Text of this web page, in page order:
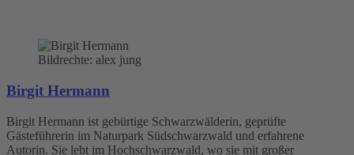
Bildrechte: alex jung
Birgit Hermann
Birgit Hermann ist gebürtige Schwarzwälderin, geprüfte
Gästeführerin im Naturpark Südschwarzwald und erfahrene
Autorin. Sie lebt im Hochschwarzwald, wo sie mit großer